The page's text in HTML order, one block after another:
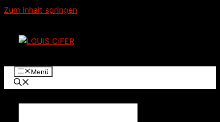
Zum Inhalt springen
Menü